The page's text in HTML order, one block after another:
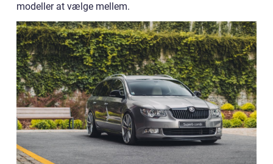
modeller at vælge mellem.